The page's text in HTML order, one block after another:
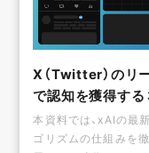
X（Twitter）のリ
で認知を獲得する
本資料では、xAIの最
ゴリズムの仕組みを